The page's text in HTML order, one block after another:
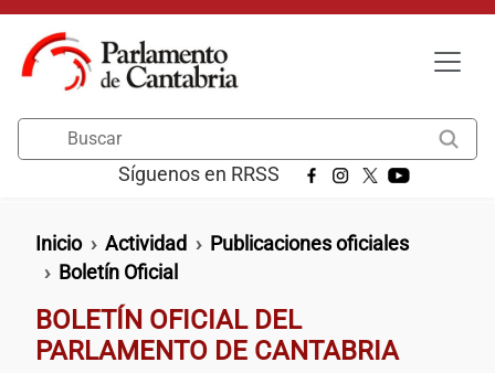
Pasar al contenido principal
Síguenos en RRSS
Ruta de navegación
Inicio Actividad
Publicaciones oficiales
Boletín Oficial
BOLETÍN OFICIAL DEL
PARLAMENTO DE CANTABRIA